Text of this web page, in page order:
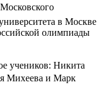
в Москве
олимпиады
учеников: Никита
Михеева и Марк